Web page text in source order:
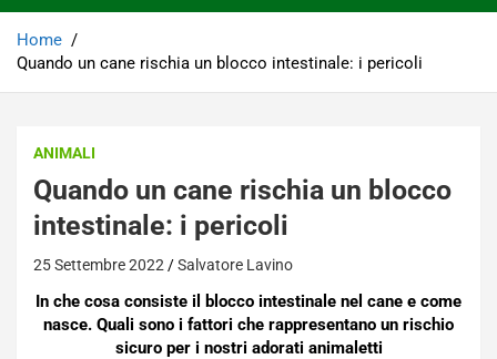
Home
Quando un cane rischia un blocco intestinale: i pericoli
ANIMALI
Quando un cane rischia un blocco
intestinale: i pericoli
25 Settembre 2022 Salvatore Lavino
In che cosa consiste il blocco intestinale nel cane e come
nasce. Quali sono i fattori che rappresentano un rischio
sicuro per i nostri adorati animaletti